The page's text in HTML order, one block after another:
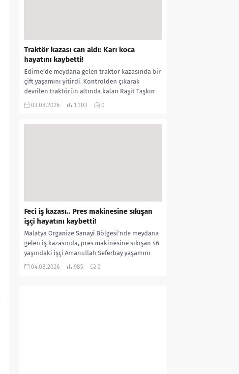
Traktör kazası can aldı: Karı koca
hayatını kaybetti!
Edirne’de meydana gelen traktör kazasında bir
çift yaşamını yitirdi. Kontrolden çıkarak
devrilen traktörün altında kalan Raşit Taşkın
ile eşi Fatma...
03.08.2026 1.303 0
Feci iş kazası.. Pres makinesine sıkışan
işçi hayatını kaybetti!
Malatya Organize Sanayi Bölgesi’nde meydana
gelen iş kazasında, pres makinesine sıkışan 46
yaşındaki işçi Amanullah Seferbay yaşamını
yitirdi. Olayla ilgili...
04.08.2026 985 0